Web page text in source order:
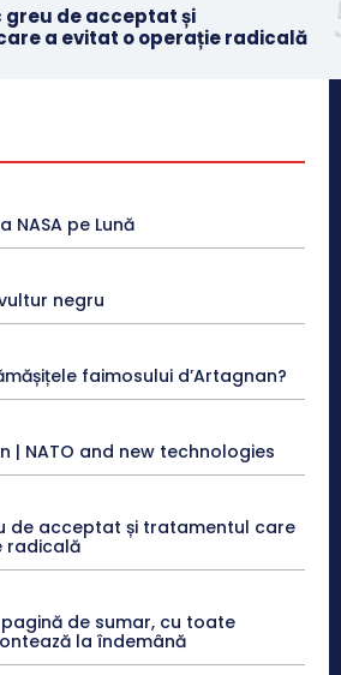
greu de acceptat și
a evitat o operație radicală
NASA pe Lună
negru
faimosului d’Artagnan?
| NATO and new technologies
de acceptat și tratamentul care
radicală
pagină de sumar, cu toate
la îndemână